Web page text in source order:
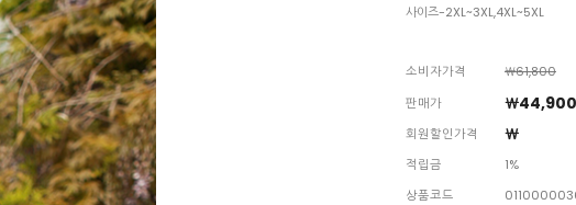
사이즈-2XL~3XL,4XL~5XL
소비자가격
￦61,800
판매가
￦44,900
회원할인가격 ￦
적립금
1%
상품코드